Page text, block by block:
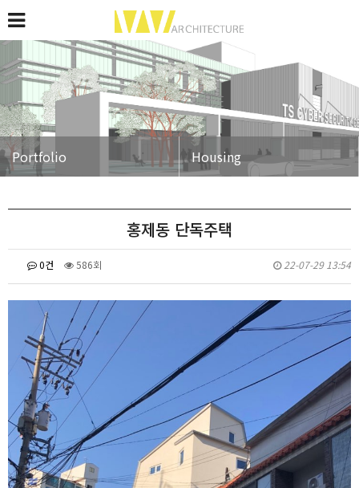
Portfolio Housing
홍제동 단독주택
0건 586회 22-07-29 13:54